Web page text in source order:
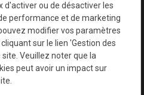
d'activer ou de désactiver les
performance et de marketing
modifier vos paramètres
sur le lien 'Gestion des
Veuillez noter que la
peut avoir un impact sur